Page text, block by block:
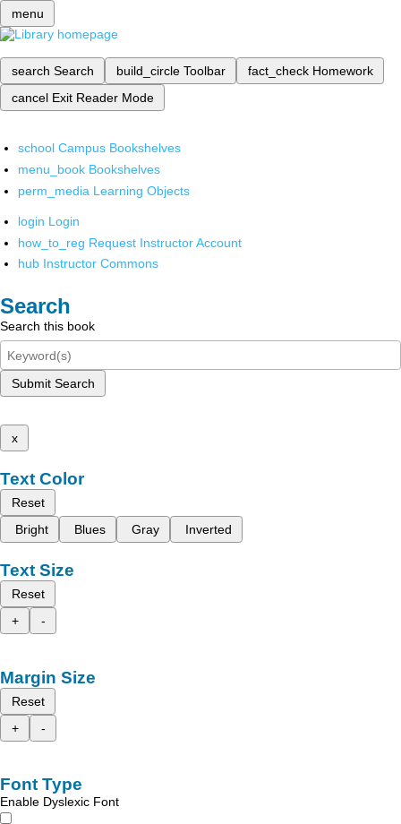
menu
search Search build_circle Toolbar fact_check Homework
cancel Exit Reader Mode
school Campus Bookshelves
menu_book Bookshelves
perm_media Learning Objects
login Login
how_to_reg Request Instructor Account
hub Instructor Commons
Search
Search this book
Submit Search
x
Text Color
Reset
Bright
Blues Gray Inverted
Text Size
Reset
+
-
Margin Size
Reset
+
-
Font Type
Enable Dyslexic Font